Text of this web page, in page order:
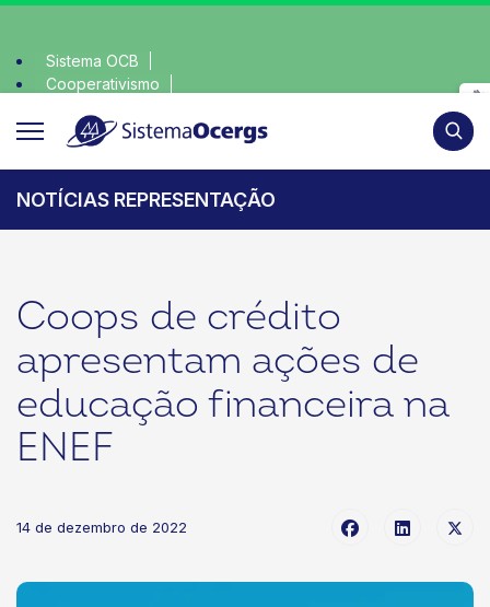
Sistema OCB
Cooperativismo
NOTÍCIAS REPRESENTAÇÃO
Coops de crédito
apresentam ações de
educação financeira na
ENEF
14 de dezembro de 2022